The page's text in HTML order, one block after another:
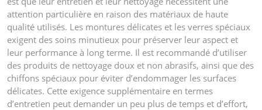
attention particulière en raison des matériaux de haute
qualité utilisés. Les montures délicates et les verres spéciaux
exigent des soins minutieux pour préserver leur aspect et
leur performance à long terme. Il est recommandé d’utiliser
des produits de nettoyage doux et non abrasifs, ainsi que des
chiffons spéciaux pour éviter d’endommager les surfaces
délicates. Cette exigence supplémentaire en termes
d’entretien peut demander un peu plus de temps et d’effort,